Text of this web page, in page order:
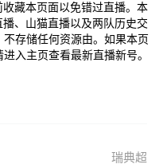
藏本页面以免错过直播。本
、山猫直播以及两队历史交
存储任何资源由。如果本页
入主页查看最新直播新号。
瑞典超